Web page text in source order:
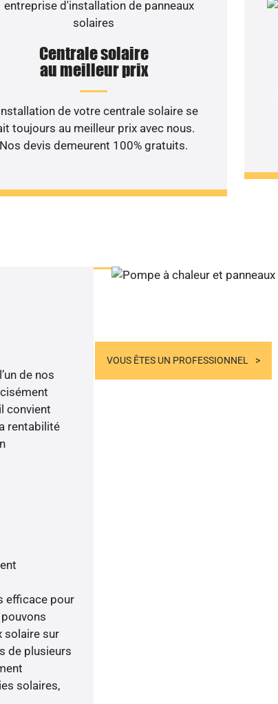
Centrale solaire
au meilleur prix
de votre centrale solaire se
toujours au meilleur prix avec nous.
Nos devis demeurent 100% gratuits.
VOUS ÊTES UN PROFESSIONNEL
de nos
convient
rentabilité
efficace pour
solaire sur
de plusieurs
solaires,